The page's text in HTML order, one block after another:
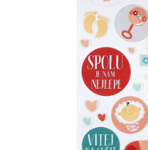
MOJE OBJEDNÁVKA
Kontakty Moje
Hodnocení obchodu
Podmínky ochrany osobních